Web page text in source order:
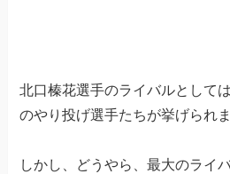
北口榛花選手のライバルとして
のやり投げ選手たちが挙げられま
しかし、どうやら、最大のライ